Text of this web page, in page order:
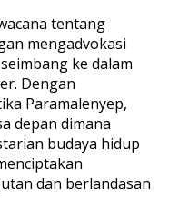
tentang
mengadvokasi
ke dalam
Dengan
Paramalenyep,
depan dimana
budaya hidup
dan berlandasan